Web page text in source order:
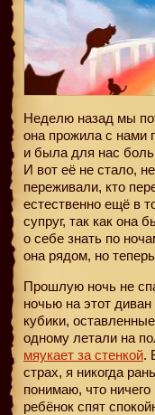
Неделю назад мы
она прожила с нами
и была для нас
И вот её не стало,
переживали, кто
естественно ещё в
супруг, так как она
о себе знать по
она рядом, но
Прошлую ночь не
ночью на этот
кубики,
одному летали на
мяукает за стенкой.
страх, я никогда
понимаю, что
ребёнок спят